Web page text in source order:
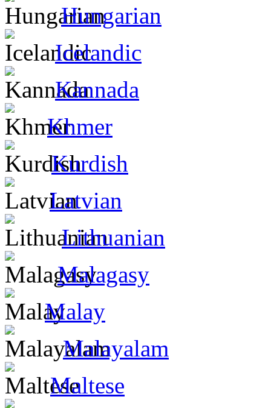
Hungarian
Icelandic
Kannada
Khmer
Kurdish
Latvian
Lithuanian
Malagasy
Malay
Malayalam
Maltese